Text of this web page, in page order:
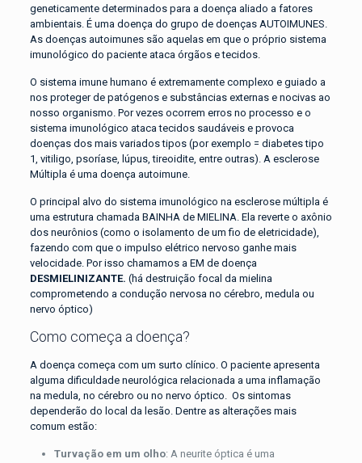
geneticamente determinados para a doença aliado a fatores
ambientais. É uma doença do grupo de doenças AUTOIMUNES.
As doenças autoimunes são aquelas em que o próprio sistema
imunológico do paciente ataca órgãos e tecidos.
O sistema imune humano é extremamente complexo e guiado a
nos proteger de patógenos e substâncias externas e nocivas ao
nosso organismo. Por vezes ocorrem erros no processo e o
sistema imunológico ataca tecidos saudáveis e provoca
doenças dos mais variados tipos (por exemplo = diabetes tipo
1, vitiligo, psoríase, lúpus, tireoidite, entre outras). A esclerose
Múltipla é uma doença autoimune.
O principal alvo do sistema imunológico na esclerose múltipla é
uma estrutura chamada BAINHA de MIELINA. Ela reverte o axônio
dos neurônios (como o isolamento de um fio de eletricidade),
fazendo com que o impulso elétrico nervoso ganhe mais
velocidade. Por isso chamamos a EM de doença
DESMIELINIZANTE. (há destruição focal da mielina
comprometendo a condução nervosa no cérebro, medula ou
nervo óptico)
Como começa a doença?
A doença começa com um surto clínico. O paciente apresenta
alguma dificuldade neurológica relacionada a uma inflamação
na medula, no cérebro ou no nervo óptico. Os sintomas
dependerão do local da lesão. Dentre as alterações mais
comum estão:
Turvação em um olho: A neurite óptica é uma